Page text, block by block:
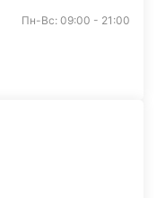
Пн-Вс: 09:00 - 21:00